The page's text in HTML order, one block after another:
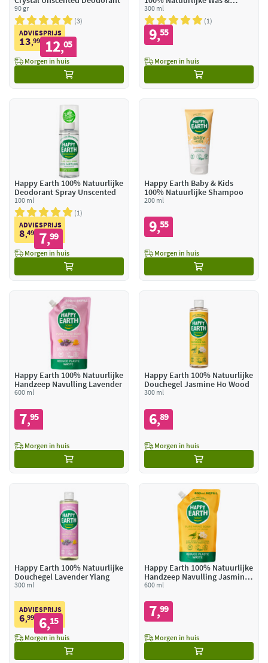
90 gr
3
ADVIESPRIJS
13,99 12,05
Morgen in huis
Badgel
300 ml
1
9,55
Morgen in huis
Happy Earth 100% Natuurlijke
Deodorant Spray Unscented
100 ml
1
ADVIESPRIJS
8,49 7,99
Morgen in huis
Happy Earth Baby & Kids
100% Natuurlijke Shampoo
200 ml
9,55
Morgen in huis
Happy Earth 100% Natuurlijke
Handzeep Navulling Lavender
600 ml
7,95
Morgen in huis
Happy Earth 100% Natuurlijke
Douchegel Jasmine Ho Wood
300 ml
6,89
Morgen in huis
Happy Earth 100% Natuurlijke
Douchegel Lavender Ylang
300 ml
ADVIESPRIJS
6,99 6,15
Morgen in huis
Happy Earth 100% Natuurlijke
Handzeep Navulling Jasmine
Ho Wood
600 ml
7,99
Morgen in huis